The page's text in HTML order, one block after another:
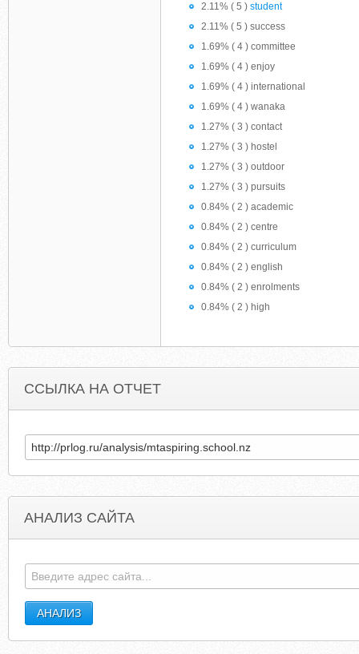
2.11% ( 5 ) student
2.11% ( 5 ) success
1.69% ( 4 ) committee
1.69% ( 4 ) enjoy
1.69% ( 4 ) international
1.69% ( 4 ) wanaka
1.27% ( 3 ) contact
1.27% ( 3 ) hostel
1.27% ( 3 ) outdoor
1.27% ( 3 ) pursuits
0.84% ( 2 ) academic
0.84% ( 2 ) centre
0.84% ( 2 ) curriculum
0.84% ( 2 ) english
0.84% ( 2 ) enrolments
0.84% ( 2 ) high
ССЫЛКА НА ОТЧЕТ
АНАЛИЗ САЙТА